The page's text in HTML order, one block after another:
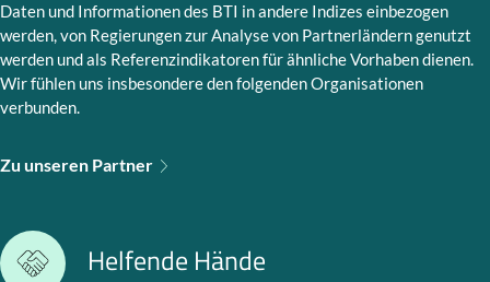
Daten und Informationen des BTI in andere Indizes einbezogen
werden, von Regierungen zur Analyse von Partnerländern genutzt
werden und als Referenzindikatoren für ähnliche Vorhaben dienen.
Wir fühlen uns insbesondere den folgenden Organisationen
verbunden.
Zu unseren Partner
Helfende Hände